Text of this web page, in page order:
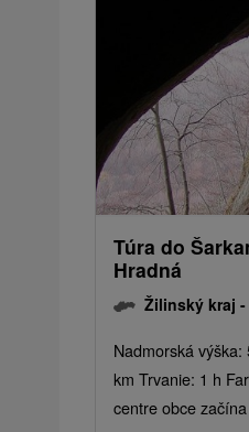
Túra do
Hradná
Žilinský kraj -
Nadmorská
km Trvanie: 1 h
centre obce